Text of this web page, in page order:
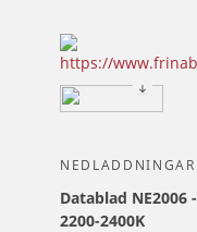
NEDLADDNINGAR
Datablad NE2006 -
2200-2400K